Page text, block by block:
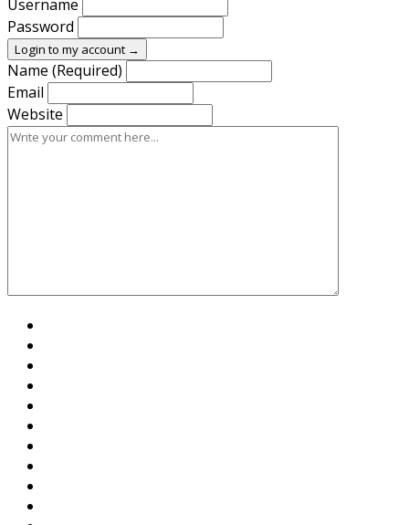
Username
Password
Login to my account →
Name (Required)
Email
Website